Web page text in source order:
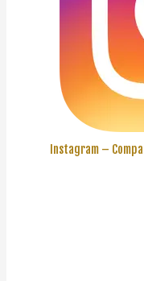
Instagram –